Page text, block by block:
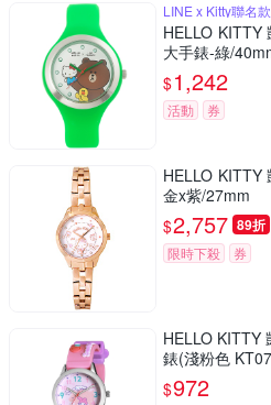
LINE x Kitty聯名款
HELLO KITTY
大手錶-綠/
$1,242
活動 券
HELLO
金x紫/27mm
$2,757 89折
限時下殺 券
HELLO KITTY
錶(淺粉色
$972